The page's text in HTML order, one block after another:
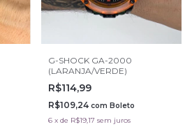
G-SHOCK GA-2000
(LARANJA/VERDE)
R$114,99
R$109,24 com Boleto
6 x de R$19,17 sem juros